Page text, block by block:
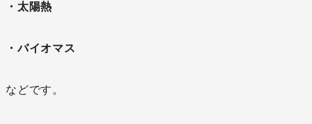
・太陽熱
・バイオマス
などです。